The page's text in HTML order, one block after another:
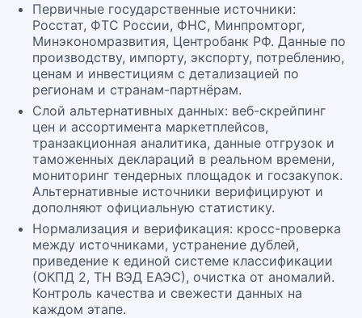
Первичные государственные источники:
Росстат, ФТС России, ФНС, Минпромторг,
Минэкономразвития, Центробанк РФ. Данные по
производству, импорту, экспорту, потреблению,
ценам и инвестициям с детализацией по
регионам и странам-партнёрам.
Слой альтернативных данных: веб-скрейпинг
цен и ассортимента маркетплейсов,
транзакционная аналитика, данные отгрузок и
таможенных деклараций в реальном времени,
мониторинг тендерных площадок и госзакупок.
Альтернативные источники верифицируют и
дополняют официальную статистику.
Нормализация и верификация: кросс-проверка
между источниками, устранение дублей,
приведение к единой системе классификации
(ОКПД 2, ТН ВЭД ЕАЭС), очистка от аномалий.
Контроль качества и свежести данных на
каждом этапе.